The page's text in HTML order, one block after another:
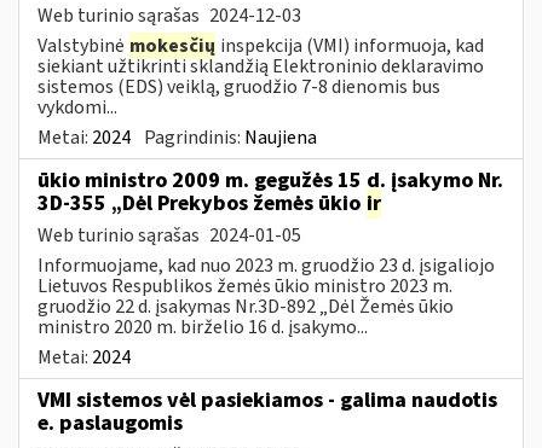
Web turinio sąrašas 2024-12-03
Valstybinė mokesčių inspekcija (VMI) informuoja, kad
siekiant užtikrinti sklandžią Elektroninio deklaravimo
sistemos (EDS) veiklą, gruodžio 7-8 dienomis bus
vykdomi...
Metai: 2024 Pagrindinis: Naujiena
ūkio ministro 2009 m. gegužės 15 d. įsakymo Nr.
3D-355 „Dėl Prekybos žemės ūkio ir
Web turinio sąrašas 2024-01-05
Informuojame, kad nuo 2023 m. gruodžio 23 d. įsigaliojo
Lietuvos Respublikos žemės ūkio ministro 2023 m.
gruodžio 22 d. įsakymas Nr.3D-892 „Dėl Žemės ūkio
ministro 2020 m. birželio 16 d. įsakymo...
Metai: 2024
VMI sistemos vėl pasiekiamos - galima naudotis
e. paslaugomis